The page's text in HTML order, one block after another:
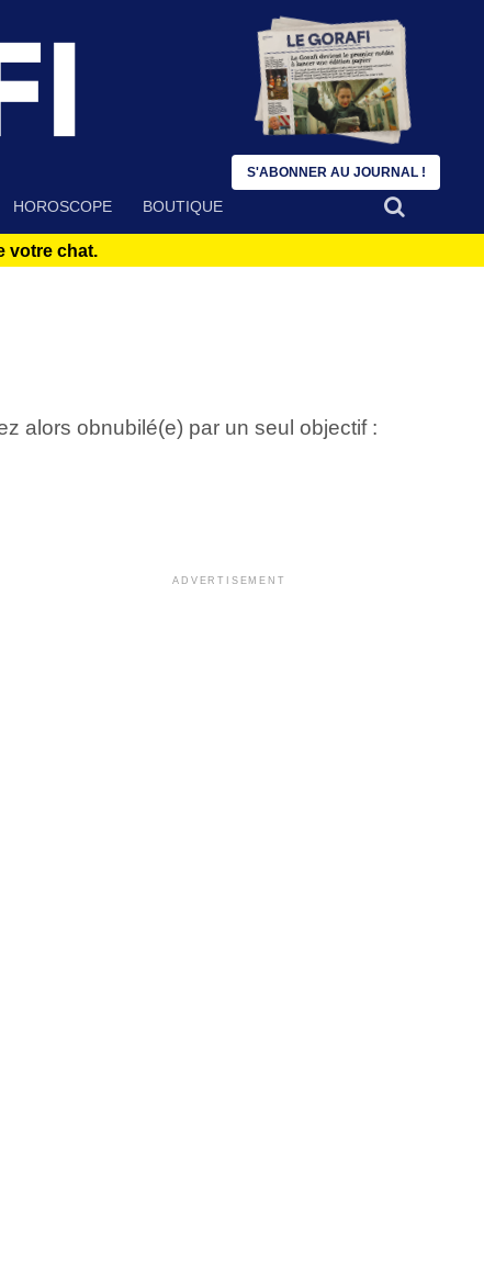
HOROSCOPE BOUTIQUE
votre chat.
alors obnubilé(e) par un seul objectif :
ADVERTISEMENT
S'ABONNER AU JOURNAL !